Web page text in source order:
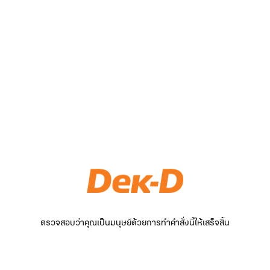
ตรวจสอบว่าคุณเป็นมนุษย์ด้วยการทำคำสั่งนี้ให้เสร็จสิ้น